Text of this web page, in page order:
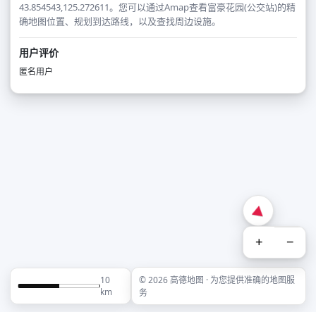
43.854543,125.272611。您可以通过Amap查看富豪花园(公交站)的精
确地图位置、规划到达路线，以及查找周边设施。
用户评价
匿名用户
+ −
10
km
© 2026 高德地图 · 为您提供准确的地图服
务